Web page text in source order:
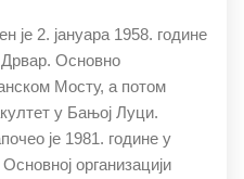
је 2. јануара 1958. године
Основно
Мосту, а потом
у Бањој Луци.
је 1981. године у
организацији